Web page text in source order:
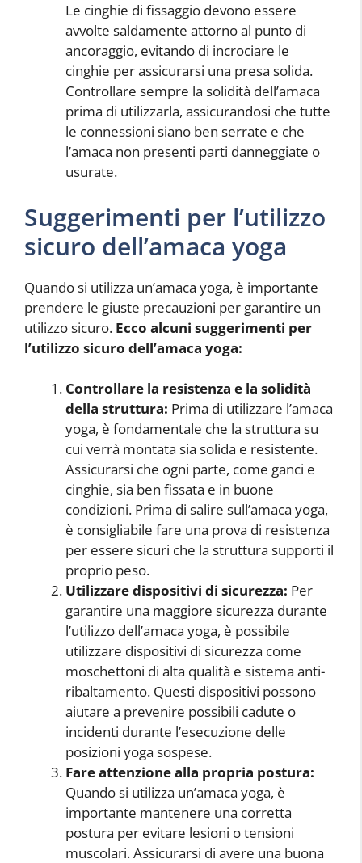
Le cinghie di fissaggio devono essere
avvolte saldamente attorno al punto di
ancoraggio, evitando di incrociare le
cinghie per assicurarsi una presa solida.
Controllare sempre la solidità dell’amaca
prima di utilizzarla, assicurandosi che tutte
le connessioni siano ben serrate e che
l’amaca non presenti parti danneggiate o
usurate.
Suggerimenti per l’utilizzo
sicuro dell’amaca yoga
Quando si utilizza un’amaca yoga, è importante
prendere le giuste precauzioni per garantire un
utilizzo sicuro. Ecco alcuni suggerimenti per
l’utilizzo sicuro dell’amaca yoga:
Controllare la resistenza e la solidità
della struttura: Prima di utilizzare l’amaca
yoga, è fondamentale che la struttura su
cui verrà montata sia solida e resistente.
Assicurarsi che ogni parte, come ganci e
cinghie, sia ben fissata e in buone
condizioni. Prima di salire sull’amaca yoga,
è consigliabile fare una prova di resistenza
per essere sicuri che la struttura supporti il
proprio peso.
Utilizzare dispositivi di sicurezza: Per
garantire una maggiore sicurezza durante
l’utilizzo dell’amaca yoga, è possibile
utilizzare dispositivi di sicurezza come
moschettoni di alta qualità e sistema anti-
ribaltamento. Questi dispositivi possono
aiutare a prevenire possibili cadute o
incidenti durante l’esecuzione delle
posizioni yoga sospese.
Fare attenzione alla propria postura:
Quando si utilizza un’amaca yoga, è
importante mantenere una corretta
postura per evitare lesioni o tensioni
muscolari. Assicurarsi di avere una buona